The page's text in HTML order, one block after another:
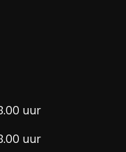
uur
uur